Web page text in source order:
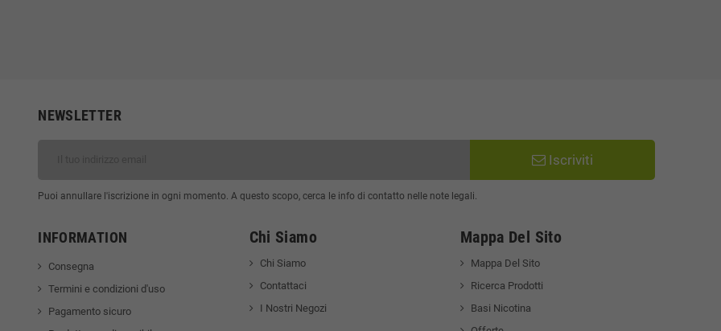
NEWSLETTER
Iscriviti
Puoi annullare l'iscrizione in ogni momento. A questo scopo, cerca le info di contatto nelle note legali.
INFORMATION
Consegna
Termini e condizioni d'uso
Pagamento sicuro
Chi Siamo
Chi Siamo
Contattaci
I Nostri Negozi
Mappa Del Sito
Mappa Del Sito
Ricerca Prodotti
Basi Nicotina